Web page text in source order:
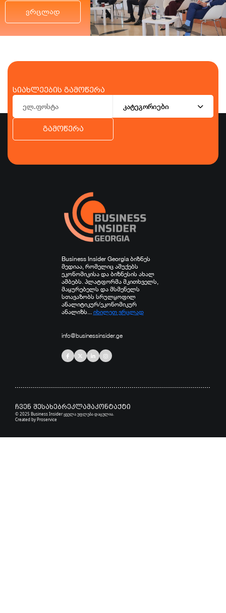
ვრცლად
სიახლეების გამოწერა
კატეგორიები
გამოწერა
Business Insider Georgia ბიზნეს
მედიაა, რომელიც აშუქებს
ეკონომიკისა და ბიზნესის ახალ
ამბებს. პლატფორმა მკითხველს,
მაყურებელს და მსმენელს
სთავაზობს სრულყოფილ
ანალიტიკურ/ეკონომიკურ
ანალიზს... იხილეთ ვრცლად
info@businessinsider.ge
ჩვენ შესახებრეკლამაკონტაქტი
© 2025 Business Insider ყველა უფლება დაცულია.
Created byProservice